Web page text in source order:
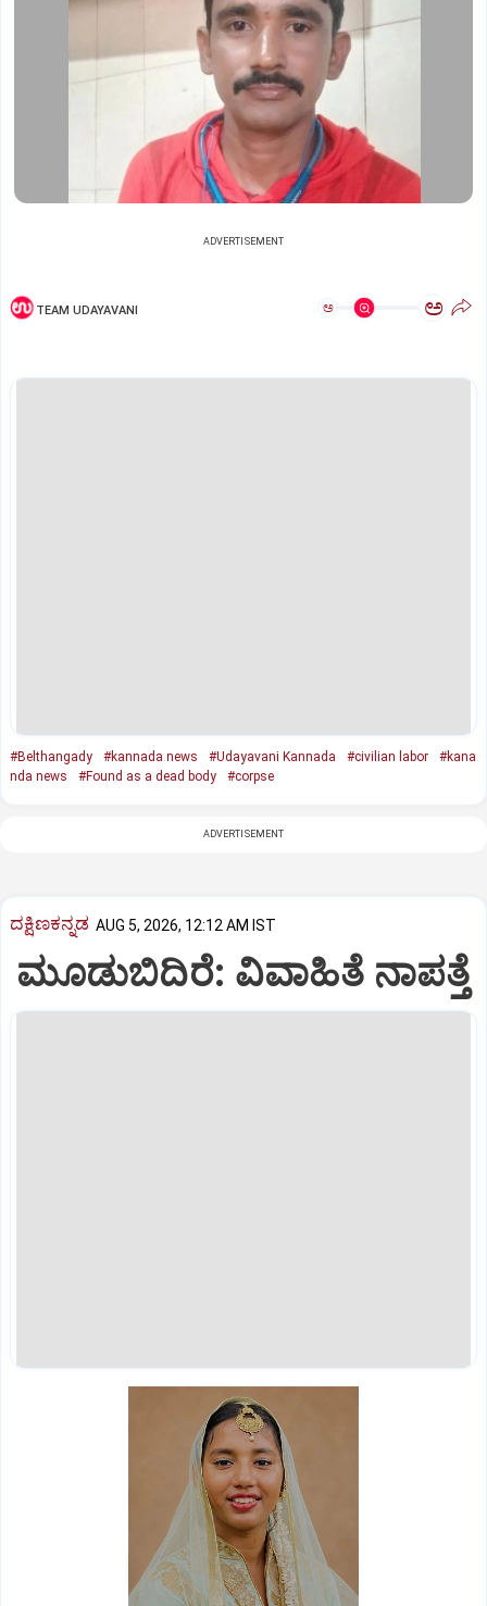
ADVERTISEMENT
TEAM UDAYAVANI ಅ ಅ
#Belthangady #kannada news #Udayavani Kannada #civilian labor
#kana
nda news
#Found as a dead body #corpse
ADVERTISEMENT
ದಕ್ಷಿಣಕನ್ನಡ AUG 5, 2026, 12:12 AM IST
ಮೂಡುಬಿದಿರೆ: ವಿವಾಹಿತೆ ನಾಪತ್ತೆ